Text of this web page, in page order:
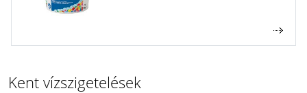
Kent vízszigetelések